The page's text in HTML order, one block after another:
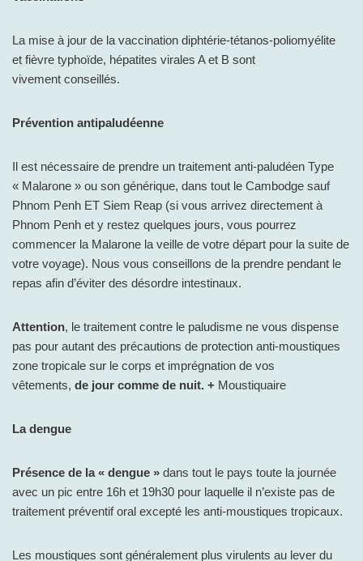
La mise à jour de la vaccination diphtérie-tétanos-poliomyélite
et fièvre typhoïde, hépatites virales A et B sont
vivement conseillés.
Prévention antipaludéenne
Il est nécessaire de prendre un traitement anti-paludéen Type
« Malarone » ou son générique, dans tout le Cambodge sauf
Phnom Penh ET Siem Reap (si vous arrivez directement à
Phnom Penh et y restez quelques jours, vous pourrez
commencer la Malarone la veille de votre départ pour la suite de
votre voyage). Nous vous conseillons de la prendre pendant le
repas afin d’éviter des désordre intestinaux.
Attention, le traitement contre le paludisme ne vous dispense
pas pour autant des précautions de protection anti-moustiques
zone tropicale sur le corps et imprégnation de vos
vêtements, de jour comme de nuit. + Moustiquaire
La dengue
Présence de la « dengue » dans tout le pays toute la journée
avec un pic entre 16h et 19h30 pour laquelle il n’existe pas de
traitement préventif oral excepté les anti-moustiques tropicaux.
Les moustiques sont généralement plus virulents au lever du